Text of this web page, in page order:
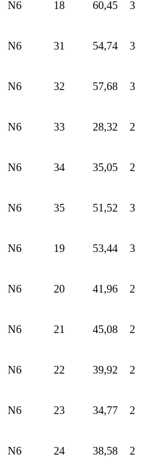
N6 18 60,45 3
N6 31 54,74 3
N6 32 57,68 3
N6 33 28,32 2
N6 34 35,05 2
N6 35 51,52 3
N6 19 53,44 3
N6 20 41,96 2
N6 21 45,08 2
N6 22 39,92 2
N6 23 34,77 2
N6 24 38,58 2